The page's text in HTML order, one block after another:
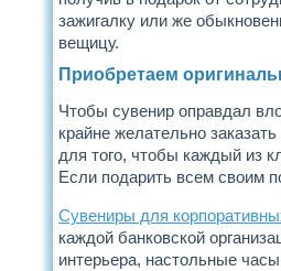
зажигалку или же
вещицу.
Приобретаем
Чтобы сувенир оправдал
крайне желательно
для того, чтобы каждый из
Если подарить всем своим
Сувениры для
каждой банковской
интерьера, настольные